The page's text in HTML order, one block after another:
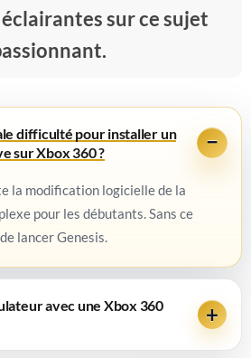
sur ce sujet
difficulté pour installer un
sur Xbox 360 ?
la modification logicielle de la
pour les débutants. Sans ce
lancer Genesis.
avec une Xbox 360